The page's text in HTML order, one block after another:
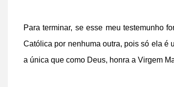
Para terminar, se esse meu testemunho
Católica por nenhuma outra, pois só ela é
a única que como Deus, honra a Virgem